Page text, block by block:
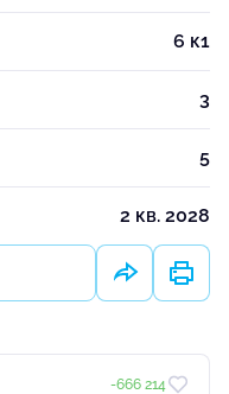
6 к1
3
5
2 кв. 2028
-666 214